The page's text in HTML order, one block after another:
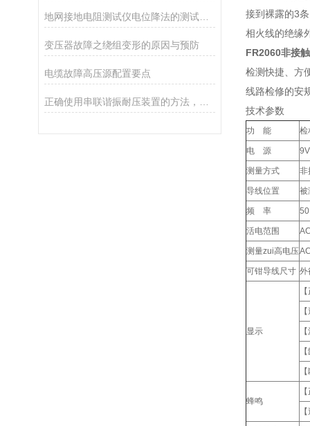
变压器故障之绕组变形的原因与预防
电缆故障高压源配置要点
接到裸露的3
相火线的绝缘
FR2060非接
检测快捷、方
线路检修的安
技术参数
功 能 检
电 源
测量方式 非
导线位置 被
频 率
活电范围
测量zui高电压
可钳导线尺寸 外
显示
蜂鸣